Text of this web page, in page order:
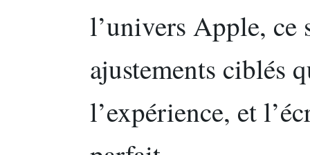
l’univers Apple, ce
ajustements ciblés
l’expérience, et